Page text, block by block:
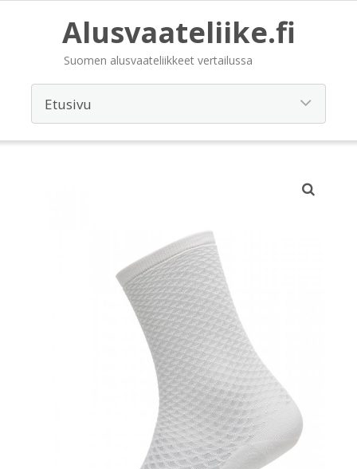
Alusvaateliike.fi
Suomen alusvaateliikkeet vertailussa